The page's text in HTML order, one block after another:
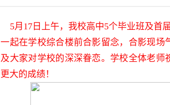
5月17日上午，我校高中5个毕业班及首
一起在学校综合楼前合影留念，合影现
及大家对学校的深深眷恋。学校全体老
更大的成绩！